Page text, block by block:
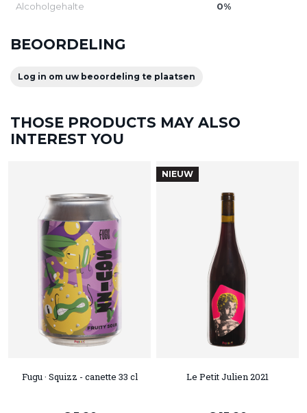
Alcoholgehalte
0%
BEOORDELING
Log in om uw beoordeling te plaatsen
THOSE PRODUCTS MAY ALSO
INTEREST YOU
Fugu · Squizz - canette 33 cl
NIEUW
Le Petit Julien 2021